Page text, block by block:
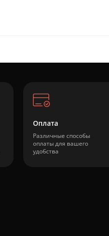
Оплата
Различные способы
оплаты для вашего
удобства